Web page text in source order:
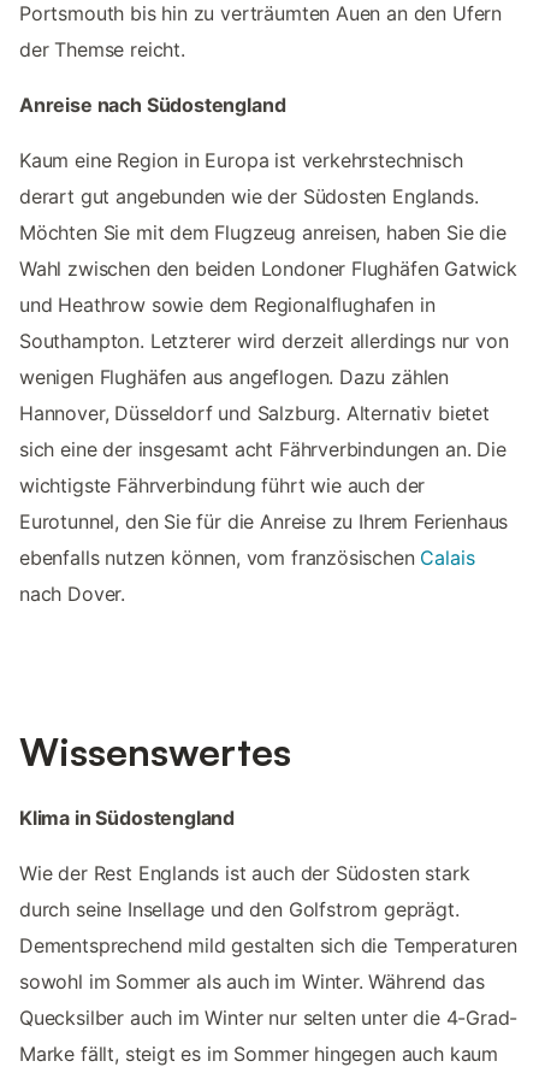
Portsmouth bis hin zu verträumten Auen an den Ufern
der Themse reicht.
Anreise nach Südostengland
Kaum eine Region in Europa ist verkehrstechnisch
derart gut angebunden wie der Südosten Englands.
Möchten Sie mit dem Flugzeug anreisen, haben Sie die
Wahl zwischen den beiden Londoner Flughäfen Gatwick
und Heathrow sowie dem Regionalflughafen in
Southampton. Letzterer wird derzeit allerdings nur von
wenigen Flughäfen aus angeflogen. Dazu zählen
Hannover, Düsseldorf und Salzburg. Alternativ bietet
sich eine der insgesamt acht Fährverbindungen an. Die
wichtigste Fährverbindung führt wie auch der
Eurotunnel, den Sie für die Anreise zu Ihrem Ferienhaus
ebenfalls nutzen können, vom französischen Calais
nach Dover.
Wissenswertes
Klima in Südostengland
Wie der Rest Englands ist auch der Südosten stark
durch seine Insellage und den Golfstrom geprägt.
Dementsprechend mild gestalten sich die Temperaturen
sowohl im Sommer als auch im Winter. Während das
Quecksilber auch im Winter nur selten unter die 4-Grad-
Marke fällt, steigt es im Sommer hingegen auch kaum